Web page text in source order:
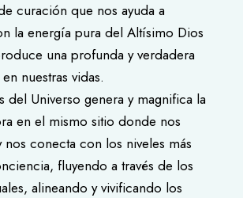
curación que nos ayuda a
la energía pura del Altísimo Dios
una profunda y verdadera
nuestras vidas.
del Universo genera y magnifica la
en el mismo sitio donde nos
conecta con los niveles más
fluyendo a través de los
alineando y vivificando los